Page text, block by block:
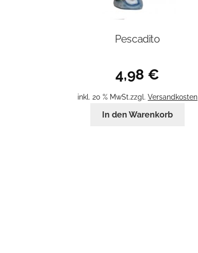
Pescadito
4,98 €
inkl. 20 % MwSt.zzgl. Versandkosten
In den Warenkorb